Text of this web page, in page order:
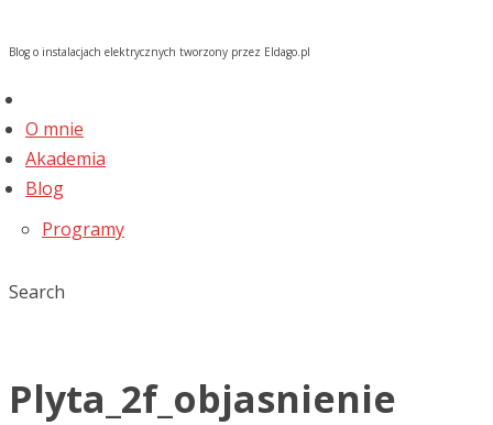
Blog o instalacjach elektrycznych tworzony przez Eldago.pl
O mnie
Akademia
Blog
Programy
Search
Plyta_2f_objasnienie